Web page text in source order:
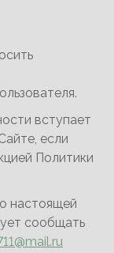
вступает
если
Политики
настоящей
сообщать